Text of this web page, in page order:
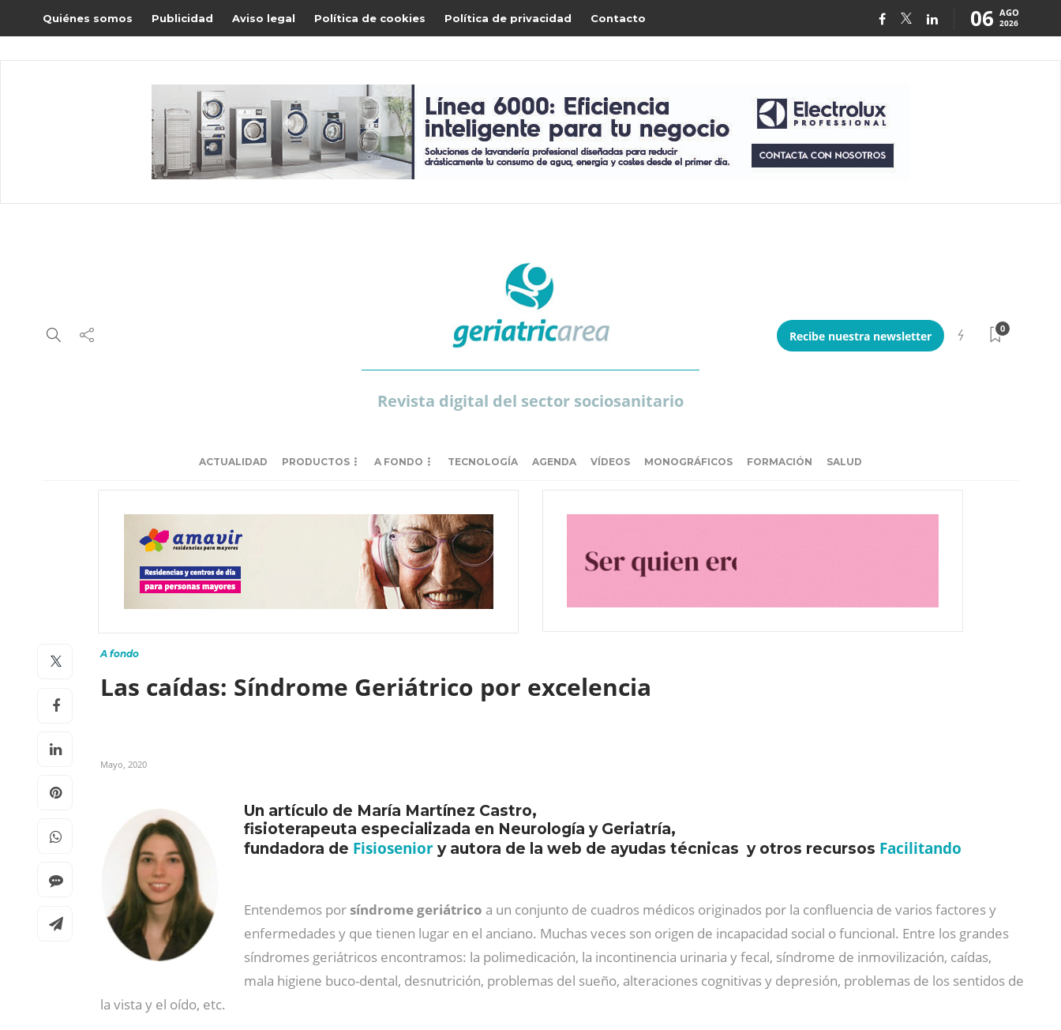
Quiénes somos Publicidad Aviso legal Política de cookies Política de privacidad Contacto 06 AGO
2026
Revista digital del sector sociosanitario
Recibe nuestra newsletter
0
ACTUALIDAD PRODUCTOS A FONDO TECNOLOGÍA AGENDA VÍDEOS MONOGRÁFICOS FORMACIÓN SALUD
A fondo
Las caídas: Síndrome Geriátrico por excelencia
Mayo, 2020
Un artículo de María Martínez Castro,
fisioterapeuta especializada en Neurología y Geriatría,
fundadora de Fisiosenior y autora de la web de ayudas técnicas y otros recursos Facilitando
Entendemos porsíndrome geriátrico a un conjunto de cuadros médicos originados por la confluencia de varios factores y
enfermedades y que tienen lugar en el anciano. Muchas veces son origen de incapacidad social o funcional. Entre los grandes
síndromes geriátricos encontramos: la polimedicación, la incontinencia urinaria y fecal, síndrome de inmovilización, caídas,
mala higiene buco-dental, desnutrición, problemas del sueño, alteraciones cognitivas y depresión, problemas de los sentidos de
la vista y el oído, etc.